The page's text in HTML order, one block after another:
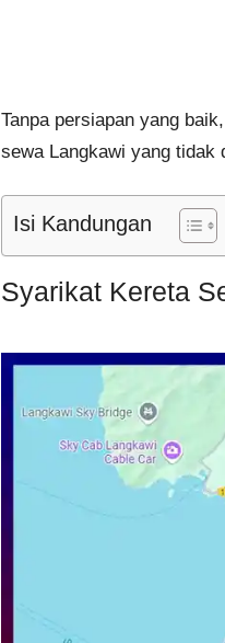
Tanpa persiapan yang
sewa Langkawi yang tidak
Isi Kandungan
Syarikat Kereta